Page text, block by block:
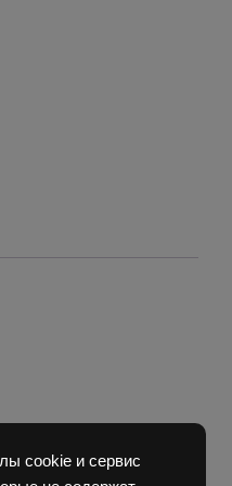
cookie и сервис